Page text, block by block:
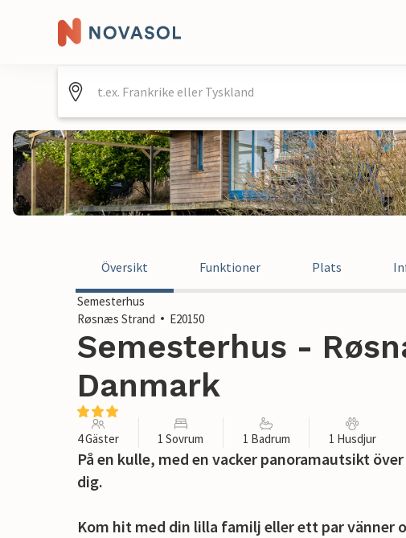
Översikt Funktioner Plats
Semesterhus
Røsnæs Strand
E20150
Semesterhus -
Danmark
4 Gäster 1 Sovrum 1 Badrum 1 Husdjur
På en kulle, med en vacker panoramautsikt
dig.
Kom hit med din lilla familj eller ett par vänner